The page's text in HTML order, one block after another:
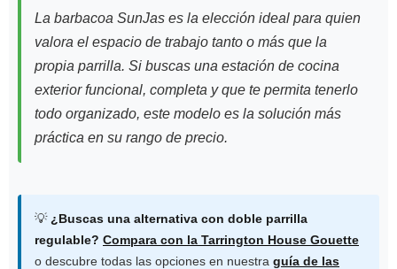
La barbacoa SunJas es la elección ideal para quien
valora el espacio de trabajo tanto o más que la
propia parrilla. Si buscas una estación de cocina
exterior funcional, completa y que te permita tenerlo
todo organizado, este modelo es la solución más
práctica en su rango de precio.
💡 ¿Buscas una alternativa con doble parrilla
regulable? Compara con la Tarrington House Gouette
o descubre todas las opciones en nuestra guía de las